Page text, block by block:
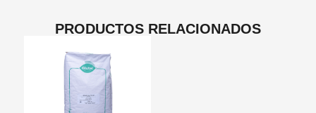
PRODUCTOS RELACIONADOS